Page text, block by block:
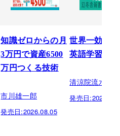
知識ゼロからの月
3万円で資産6500
万円つくる技術
市川雄一郎
発売日:2026.08.05
世界一効率
英語学習法
清涼院流水
発売日: